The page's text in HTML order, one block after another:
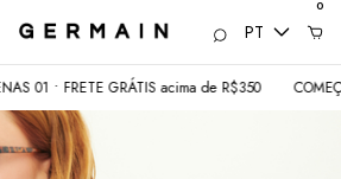
PT
0
• FRETE GRÁTIS acima de R$350 COMEÇOU